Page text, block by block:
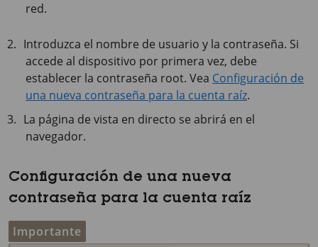
red.
Introduzca el nombre de usuario y la contraseña. Si
accede al dispositivo por primera vez, debe
establecer la contraseña root. Vea Configuración de
una nueva contraseña para la cuenta raíz.
La página de vista en directo se abrirá en el
navegador.
Configuración de una nueva
contraseña para la cuenta raíz
Importante